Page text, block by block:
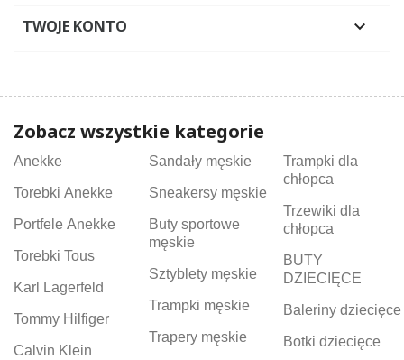
TWOJE KONTO 
Zobacz wszystkie kategorie
Anekke
Torebki Anekke
Portfele Anekke
Torebki Tous
Karl Lagerfeld
Tommy Hilfiger
Calvin Klein
Sandały męskie
Sneakersy męskie
Buty sportowe
męskie
Sztyblety męskie
Trampki męskie
Trapery męskie
Trampki dla
chłopca
Trzewiki dla
chłopca
BUTY
DZIECIĘCE
Baleriny dziecięce
Botki dziecięce